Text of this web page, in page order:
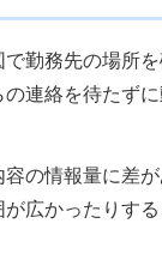
勤務先の場所
連絡を待たずに
の情報量に差
広かったりする